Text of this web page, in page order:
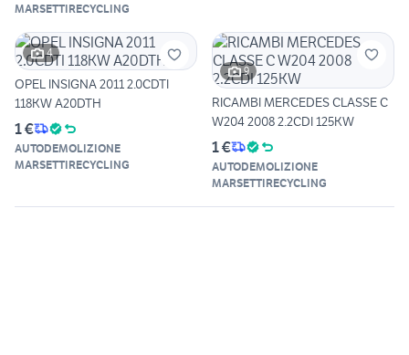
MARSETTIRECYCLING
4
OPEL INSIGNA 2011 2.0CDTI
118KW A20DTH
1 €
AUTODEMOLIZIONE
MARSETTIRECYCLING
9
RICAMBI MERCEDES CLASSE C
W204 2008 2.2CDI 125KW
1 €
AUTODEMOLIZIONE
MARSETTIRECYCLING